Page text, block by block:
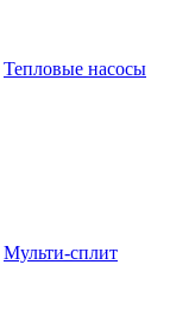
Тепловые насосы
Мульти-сплит